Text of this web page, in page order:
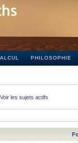
PHILOSOPHIE
Voir les sujets actifs